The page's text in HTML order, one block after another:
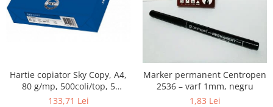
Hartie copiator Sky Copy, A4,
80 g/mp, 500coli/top, 5
topuri/cutie
133,71 Lei
Marker permanent Centropen
2536 – varf 1mm, negru
1,83 Lei